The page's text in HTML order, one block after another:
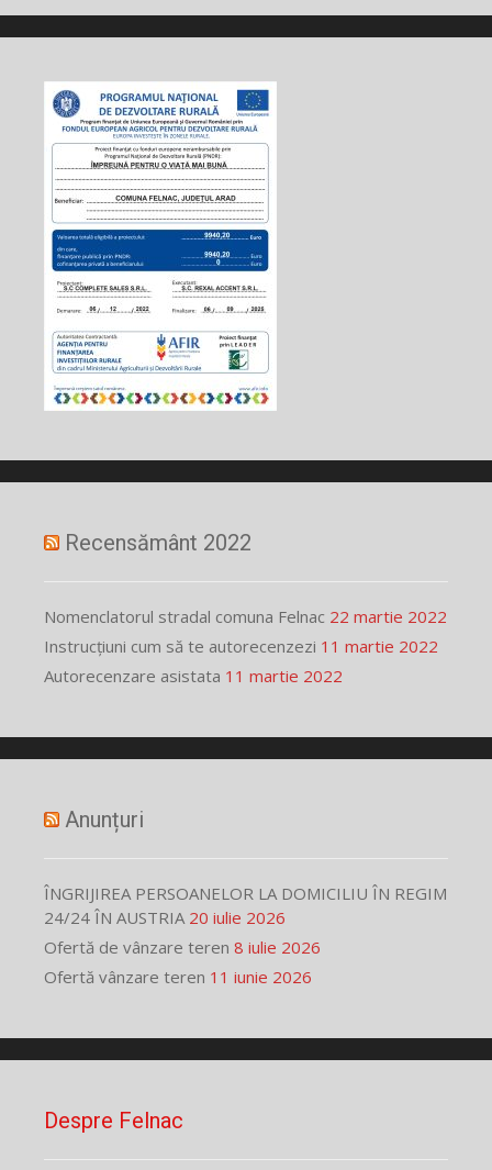
Recensământ 2022
Nomenclatorul stradal comuna Felnac 22 martie 2022
Instrucțiuni cum să te autorecenzezi 11 martie 2022
Autorecenzare asistata 11 martie 2022
Anunțuri
ÎNGRIJIREA PERSOANELOR LA DOMICILIU ÎN REGIM
24/24 ÎN AUSTRIA 20 iulie 2026
Ofertă de vânzare teren 8 iulie 2026
Ofertă vânzare teren 11 iunie 2026
Despre Felnac